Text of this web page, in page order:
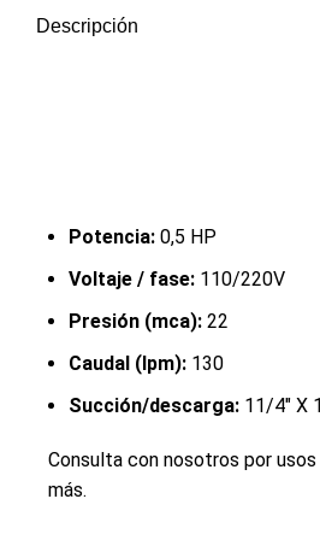
Descripción
Potencia: 0,5 HP
Voltaje / fase: 110/220V
Presión (mca): 22
Caudal (lpm): 130
Succión/descarga: 11/4" X
Consulta con nosotros por
más.